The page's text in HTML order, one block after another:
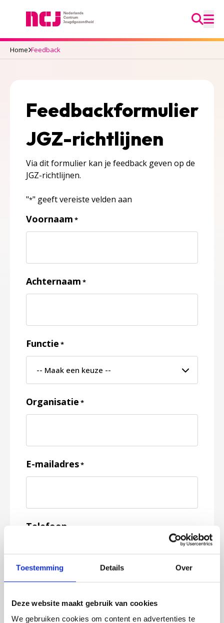
Toestemming Details Over
Deze website maakt gebruik van cookies
We gebruiken cookies om content en advertenties te
Ga
Home Feedback
Feedbackformulier
JGZ-richtlijnen
Via dit formulier kan je feedback geven op de
JGZ-richtlijnen.
"*" geeft vereiste velden aan
Voornaam *
Achternaam *
Functie *
Organisatie *
E-mailadres*
Telefoon